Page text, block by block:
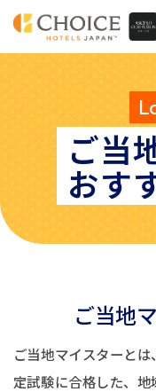
ご当
おす
ご当地
ご当地マイスターと
定試験に合格した、